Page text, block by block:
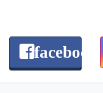
facebook